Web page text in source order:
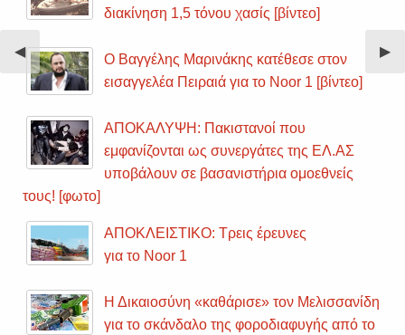
Previous
Slide
◀︎ ▶︎
διακίνηση 1,5 τόνου χασίς [βίντεο]
Ο Βαγγέλης Μαρινάκης κατέθεσε στον
εισαγγελέα Πειραιά για το Noor 1 [βίντεο]
ΑΠΟΚΑΛΥΨΗ: Πακιστανοί που
εμφανίζονται ως συνεργάτες της ΕΛ.ΑΣ
υποβάλουν σε βασανιστήρια ομοεθνείς
τους! [φωτο]
ΑΠΟΚΛΕΙΣΤΙΚΟ: Τρεις έρευνες
για το Noor 1
Η Δικαιοσύνη «καθάρισε» τον Μελισσανίδη
για το σκάνδαλο της φοροδιαφυγής από το